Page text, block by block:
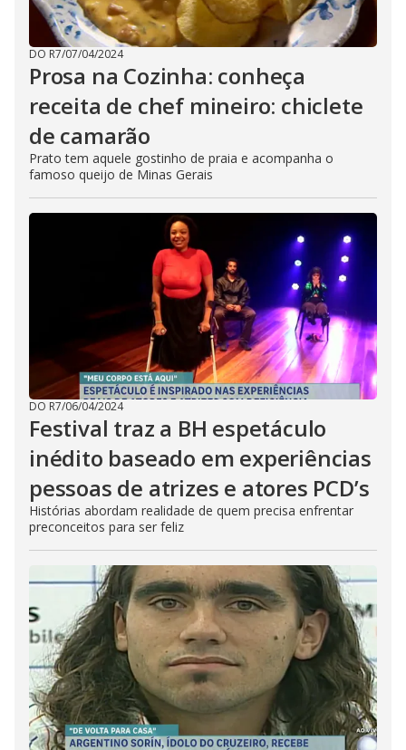
DO R7/07/04/2024
Prosa na Cozinha: conheça
receita de chef mineiro: chiclete
de camarão
Prato tem aquele gostinho de praia e acompanha o
famoso queijo de Minas Gerais
DO R7/06/04/2024
Festival traz a BH espetáculo
inédito baseado em experiências
pessoas de atrizes e atores PCD’s
Histórias abordam realidade de quem precisa enfrentar
preconceitos para ser feliz